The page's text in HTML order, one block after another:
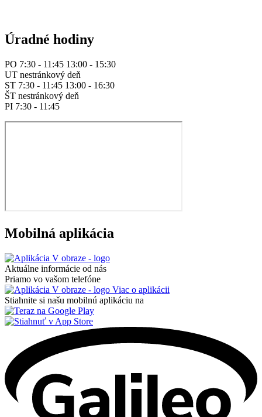
Úradné hodiny
PO 7:30 - 11:45 13:00 - 15:30
UT nestránkový deň
ST 7:30 - 11:45 13:00 - 16:30
ŠT nestránkový deň
PI 7:30 - 11:45
Mobilná aplikácia
Aktuálne informácie od nás
Priamo vo vašom telefóne
Viac o aplikácii
Stiahnite si našu mobilnú aplikáciu na